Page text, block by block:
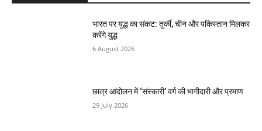
भारत पर युद्ध का संकट: तुर्की, चीन और पकिस्तान मिलकर
करेंगे युद्ध
6 August 2026
छात्र आंदोलन में ‘संस्कारी’ वर्ग की भागीदारी और प्रमाण
29 July 2026